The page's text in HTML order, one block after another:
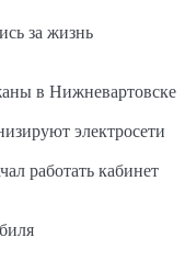
за жизнь
в Нижневартовске
электросети
работать кабинет